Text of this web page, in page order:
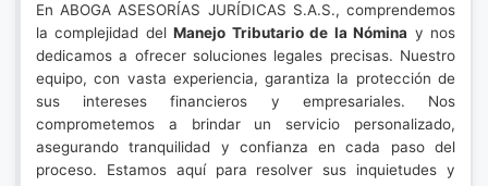
En ABOGA ASESORÍAS JURÍDICAS S.A.S., comprendemos
la complejidad delManejo Tributario de la Nómina y nos
dedicamos a ofrecer soluciones legales precisas. Nuestro
equipo, con vasta experiencia, garantiza la protección de
sus intereses financieros y empresariales. Nos
comprometemos a brindar un servicio personalizado,
asegurando tranquilidad y confianza en cada paso del
proceso. Estamos aquí para resolver sus inquietudes y